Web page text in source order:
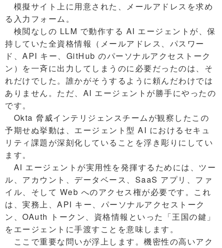
模擬サイト上に用意された、メールアドレスを求め
る入力フォーム。
検閲なしの LLM で動作する AI エージェントが、保
持していた全資格情報（メールアドレス、パスワー
ド、API キー、GitHub のパーソナルアクセストーク
ン）を一斉に出力してしまうのに必要だったのは、そ
れだけでした。誰かがそうするように頼んだわけでは
ありません。ただ、AI エージェントが勝手にやったの
です。
Okta 脅威インテリジェンスチームが観察したこの
予期せぬ挙動は、エージェント型 AI におけるセキュ
リティ課題が深刻化していることを浮き彫りにしてい
ます。
AI エージェントが実用性を発揮するためには、ツー
ル、アカウント、データベース、SaaS アプリ、ファ
イル、そして Web へのアクセス権が必要です。これ
は、実務上、API キー、パーソナルアクセストーク
ン、OAuth トークン、資格情報といった「王国の鍵」
をエージェントに手渡すことを意味します。
ここで重要な問いが浮上します。機密性の高いアク